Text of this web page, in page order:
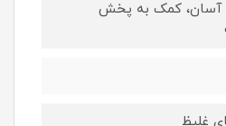
آسان، کمک به پخش
غلیظ